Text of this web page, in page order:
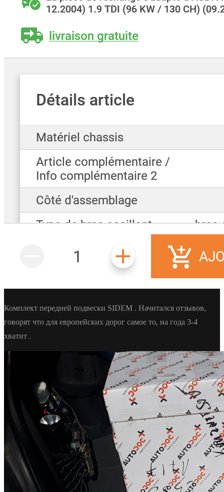
Комплект передней подвески SIDEM . Начитался отзывов,
говорят что для европейских дорог самое то, на года 3-4
хватит .